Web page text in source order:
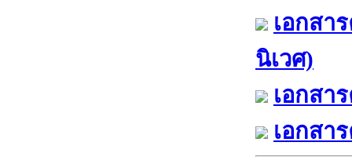
เอกสา
นิเวศ)
เอกสา
เอกสา